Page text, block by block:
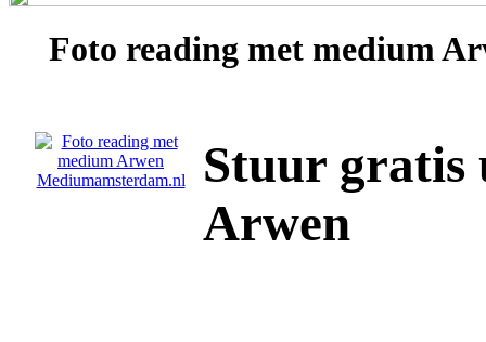
Foto reading met medium
Stuur gratis
Arwen